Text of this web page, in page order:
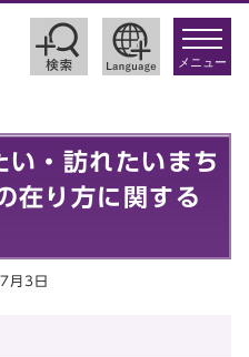
toggle
メニュー
・訪れたいまち
在り方に関する
月3日